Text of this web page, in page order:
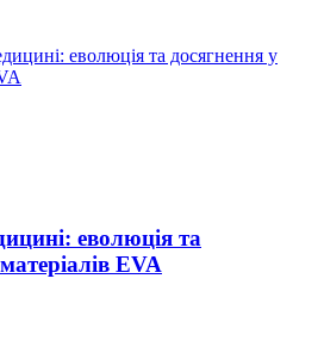
еволюція та досягнення у
еволюція та
EVA